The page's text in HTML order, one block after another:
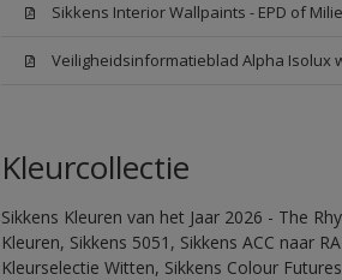
Sikkens Interior Wallpaints - EPD of
Veiligheidsinformatieblad Alpha Isolux
Kleurcollectie
Sikkens Kleuren van het Jaar 2026 - The
Kleuren, Sikkens 5051, Sikkens ACC naar
Kleurselectie Witten, Sikkens Colour